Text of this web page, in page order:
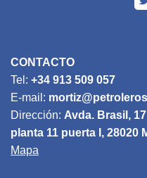
CONTACTO
Tel: +34 913 509 057
E-mail:
Dirección: Avda. Brasil, 17
planta 11 puerta I, 28020
Mapa